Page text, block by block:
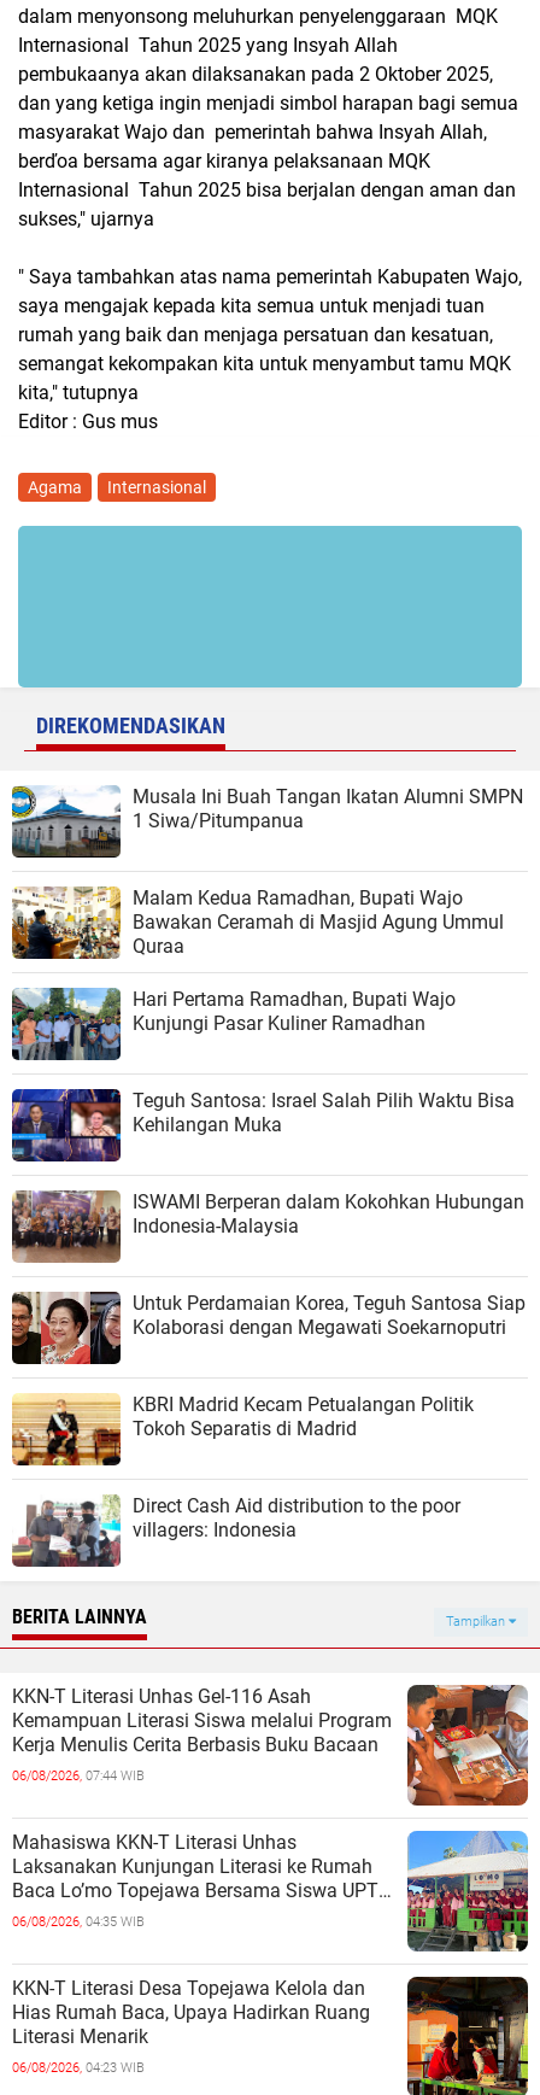
dalam menyonsong meluhurkan penyelenggaraan MQK
Internasional Tahun 2025 yang Insyah Allah
pembukaanya akan dilaksanakan pada 2 Oktober 2025,
dan yang ketiga ingin menjadi simbol harapan bagi semua
masyarakat Wajo dan pemerintah bahwa Insyah Allah,
berďoa bersama agar kiranya pelaksanaan MQK
Internasional Tahun 2025 bisa berjalan dengan aman dan
sukses," ujarnya
" Saya tambahkan atas nama pemerintah Kabupaten Wajo,
saya mengajak kepada kita semua untuk menjadi tuan
rumah yang baik dan menjaga persatuan dan kesatuan,
semangat kekompakan kita untuk menyambut tamu MQK
kita," tutupnya
Editor : Gus mus
Agama Internasional
DIREKOMENDASIKAN
Musala Ini Buah Tangan Ikatan Alumni SMPN
1 Siwa/Pitumpanua
Malam Kedua Ramadhan, Bupati Wajo
Bawakan Ceramah di Masjid Agung Ummul
Quraa
Hari Pertama Ramadhan, Bupati Wajo
Kunjungi Pasar Kuliner Ramadhan
Teguh Santosa: Israel Salah Pilih Waktu Bisa
Kehilangan Muka
ISWAMI Berperan dalam Kokohkan Hubungan
Indonesia-Malaysia
Untuk Perdamaian Korea, Teguh Santosa Siap
Kolaborasi dengan Megawati Soekarnoputri
KBRI Madrid Kecam Petualangan Politik
Tokoh Separatis di Madrid
Direct Cash Aid distribution to the poor
villagers: Indonesia
BERITA LAINNYA Tampilkan
KKN-T Literasi Unhas Gel-116 Asah
Kemampuan Literasi Siswa melalui Program
Kerja Menulis Cerita Berbasis Buku Bacaan
06/08/2026, 07:44 WIB
Mahasiswa KKN-T Literasi Unhas
Laksanakan Kunjungan Literasi ke Rumah
Baca Lo’mo Topejawa Bersama Siswa UPT
SDN 66 Kajang
06/08/2026, 04:35 WIB
KKN-T Literasi Desa Topejawa Kelola dan
Hias Rumah Baca, Upaya Hadirkan Ruang
Literasi Menarik
06/08/2026, 04:23 WIB